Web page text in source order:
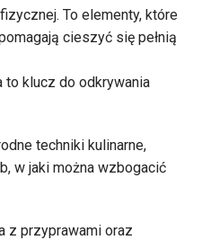
To elementy, które
cieszyć się pełnią
klucz do odkrywania
techniki kulinarne,
w jaki można wzbogacić
z przyprawami oraz